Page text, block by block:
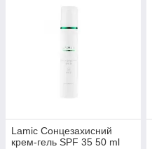
Lamic Сонцезахисний
крем-гель SPF 35 50 ml